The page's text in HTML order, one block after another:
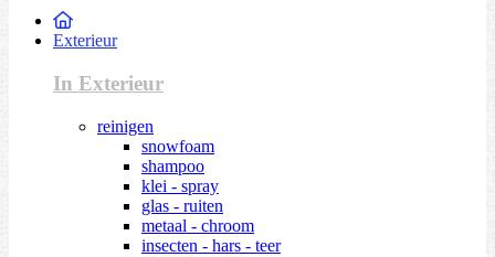
Exterieur
In Exterieur
reinigen
snowfoam
shampoo
klei - spray
glas - ruiten
metaal - chroom
insecten - hars - teer